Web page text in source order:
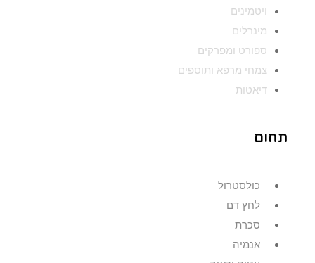
ויטמינים
מינרלים
ספורט ומפרקים
צמחי מרפא ותוספים
דיאטות
תחום
כולסטרול
לחץ דם
סכרת
אנמיה